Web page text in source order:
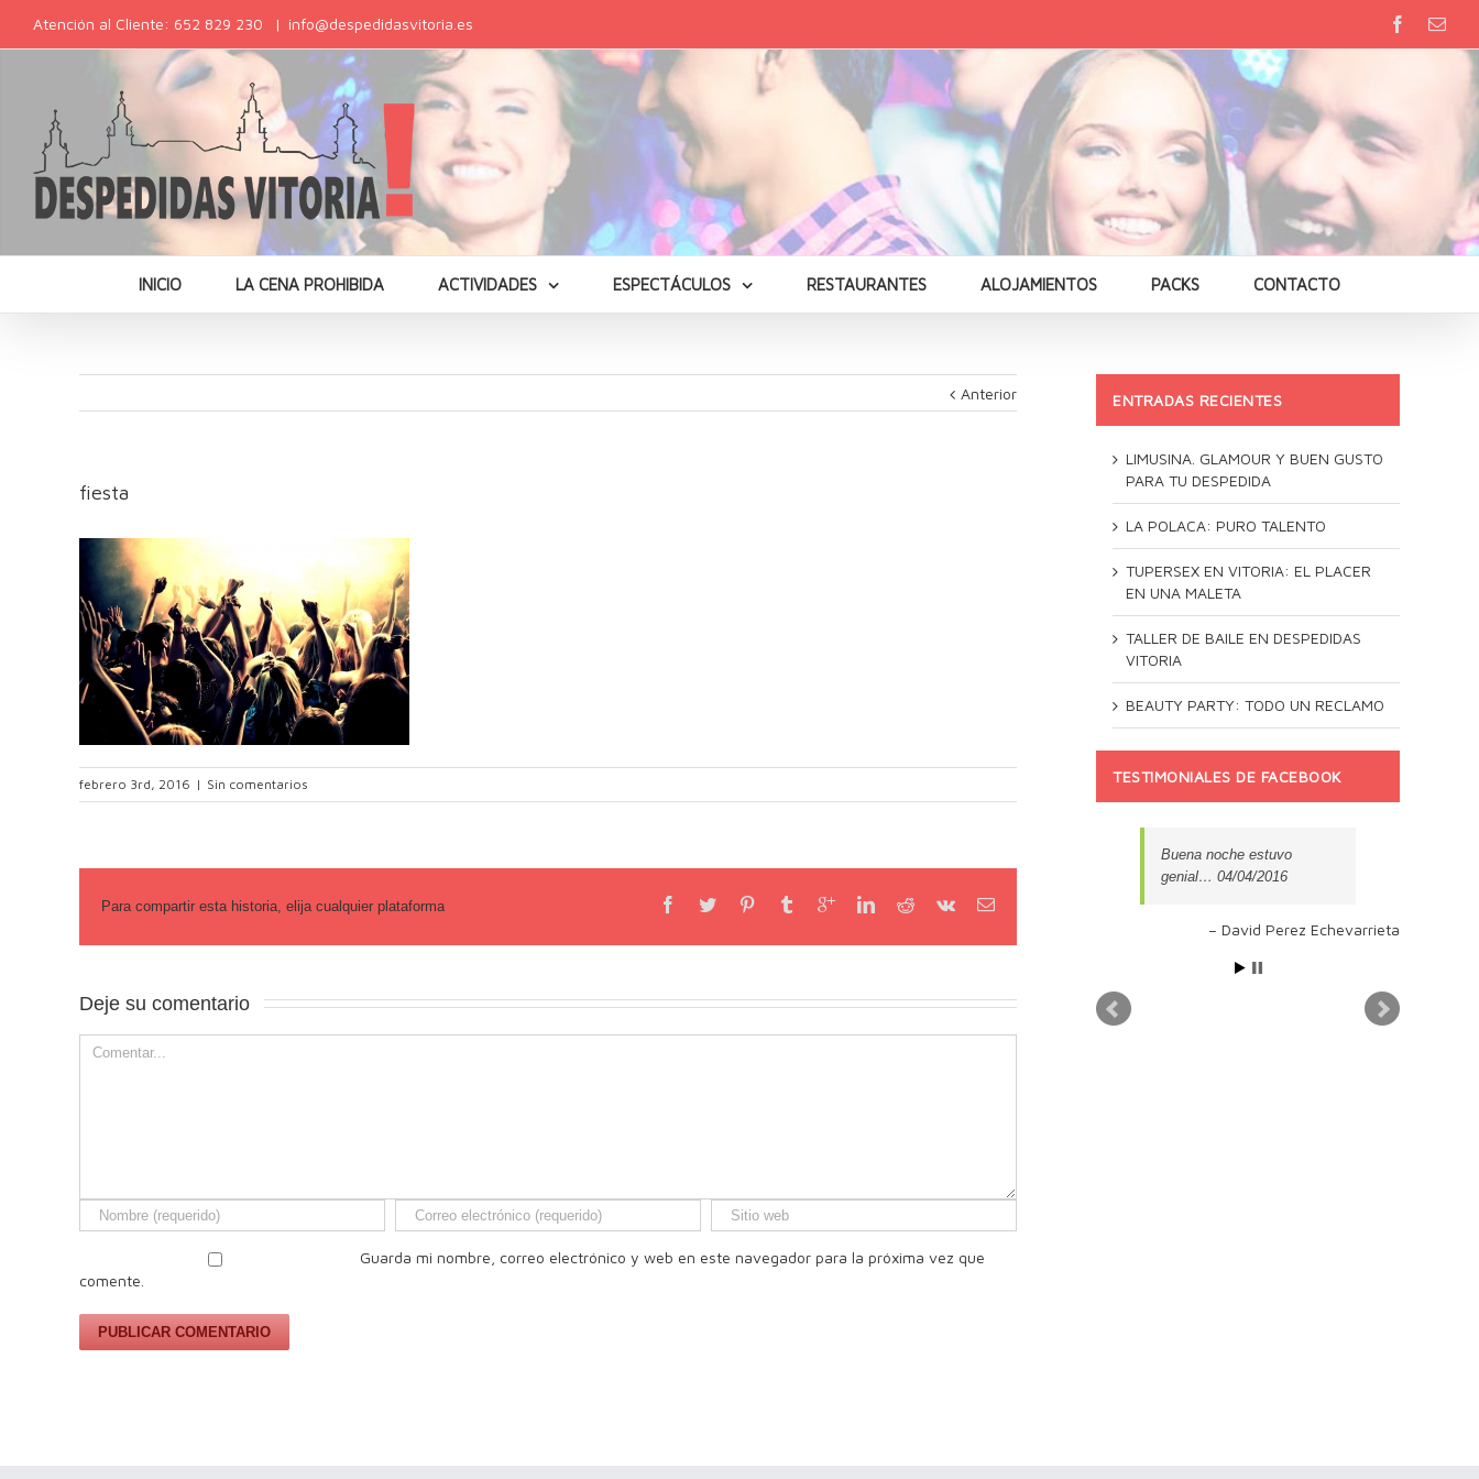
Atención al Cliente: 652 829 230 | info@despedidasvitoria.es
INICIO LA CENA PROHIBIDA ACTIVIDADES ESPECTÁCULOS RESTAURANTES ALOJAMIENTOS PACKS CONTACTO
Anterior
fiesta
febrero 3rd, 2016 | Sin comentarios
Para compartir esta historia, elija cualquier plataforma
Deje su comentario
Guarda mi nombre, correo electrónico y web en este navegador para la próxima vez que
comente.
ENTRADAS RECIENTES
LIMUSINA. GLAMOUR Y BUEN GUSTO
PARA TU DESPEDIDA
LA POLACA: PURO TALENTO
TUPERSEX EN VITORIA: EL PLACER
EN UNA MALETA
TALLER DE BAILE EN DESPEDIDAS
VITORIA
BEAUTY PARTY: TODO UN RECLAMO
TESTIMONIALES DE FACEBOOK
Buena noche estuvo
genial… 04/04/2016
David Perez Echevarrieta